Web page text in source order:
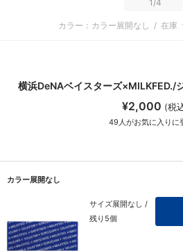
1/4
カラー：カラー展開なし / 在庫
横浜DeNAベイスターズ×MILKFED./
¥2,000 (税
49人がお気に入りに
カラー展開なし
サイズ展開なし /
残り5個